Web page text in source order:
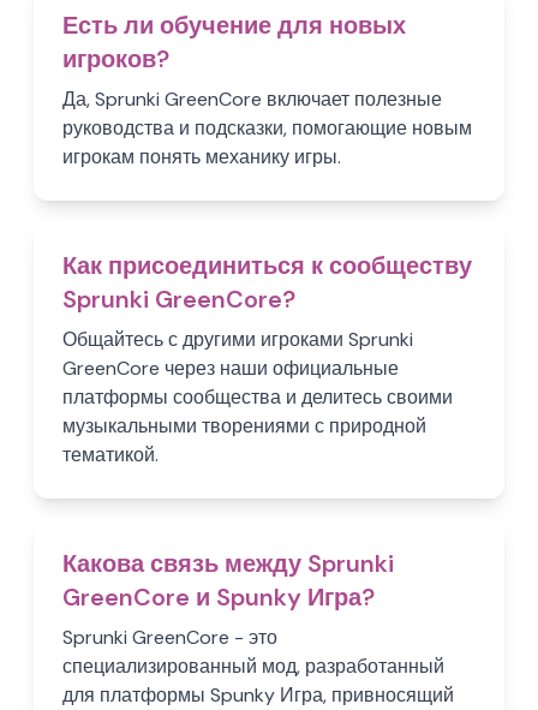
Есть ли обучение для новых
игроков?
Да, Sprunki GreenCore включает полезные
руководства и подсказки, помогающие новым
игрокам понять механику игры.
Как присоединиться к сообществу
Sprunki GreenCore?
Общайтесь с другими игроками Sprunki
GreenCore через наши официальные
платформы сообщества и делитесь своими
музыкальными творениями с природной
тематикой.
Какова связь между Sprunki
GreenCore и Spunky Игра?
Sprunki GreenCore - это
специализированный мод, разработанный
для платформы Spunky Игра, привносящий